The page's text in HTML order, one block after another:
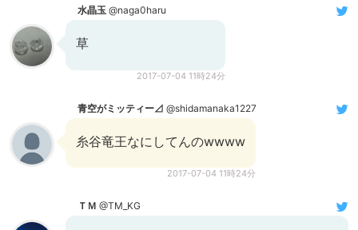
水晶玉 @naga0haru
草
2017-07-04 11時24分
青空がミッティー⊿ @shidamanaka1227
糸谷竜王なにしてんのwwww
2017-07-04 11時24分
ＴＭ @TM_KG